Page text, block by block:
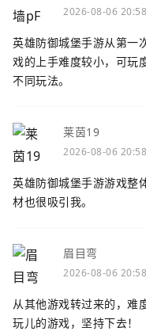
2026-08-06 20:58
英雄防御城堡手游从第一
戏的上手难度较小，可玩
不同玩法。
莱茵19
2026-08-06 20:58
英雄防御城堡手游游戏整
材也很吸引我。
眉目弯
2026-08-06 20:58
从其他游戏转过来的，难
玩儿的游戏，坚持下去！